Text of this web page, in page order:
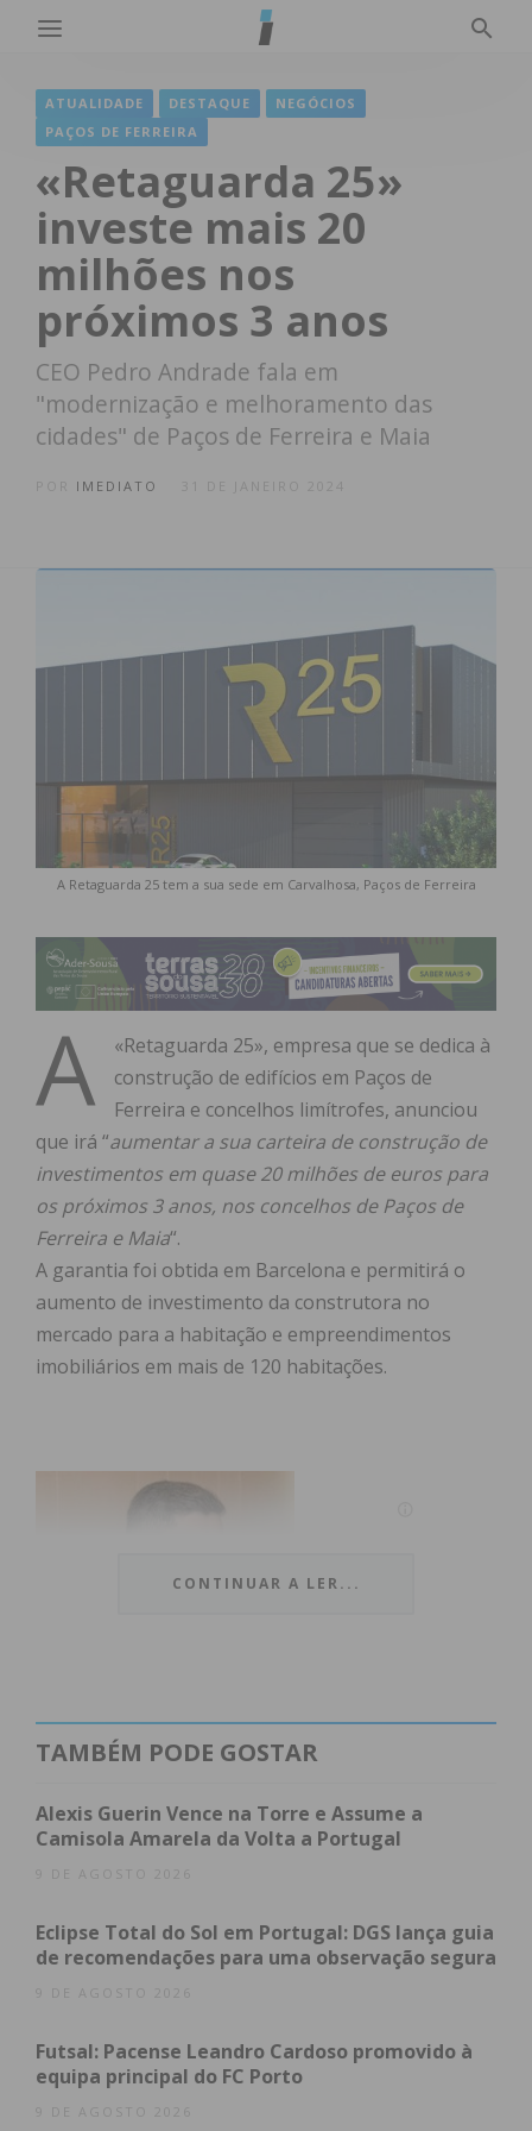
ATUALIDADE DESTAQUE
NEGÓCIOS
PAÇOS DE FERREIRA
«Retaguarda 25»
investe mais 20
milhões nos
próximos 3 anos
CEO Pedro Andrade fala em
"modernização e melhoramento das
cidades" de Paços de Ferreira e Maia
IMEDIATO 31 DE JANEIRO 2024
A Retaguarda 25 tem a sua sede em Carvalhosa, Paços de Ferreira
A
«Retaguarda 25», empresa que se dedica à
construção de edifícios em Paços de
Ferreira e concelhos limítrofes, anunciou
que irá “aumentar a sua carteira de construção de
investimentos em quase 20 milhões de euros para
os próximos 3 anos, nos concelhos de Paços de
Ferreira e Maia“.
A garantia foi obtida em Barcelona e permitirá o
aumento de investimento da construtora no
mercado para a habitação e empreendimentos
imobiliários em mais de 120 habitações.
O CEO (Diretor Executivo) da empresa, Pedro
Andrade, comentou na página oficial da R25 este
norte do país é uma aposta no futuro da
modernização e melhoramento das cidades do
uma oferta diversificada e de qualidade de
CONTINUAR A LER...
TAMBÉM PODE GOSTAR
Alexis Guerin Vence na Torre e Assume a
Camisola Amarela da Volta a Portugal
9 DE AGOSTO 2026
Eclipse Total do Sol em Portugal: DGS lança guia
de recomendações para uma observação segura
9 DE AGOSTO 2026
Futsal: Pacense Leandro Cardoso promovido à
equipa principal do FC Porto
9 DE AGOSTO 2026